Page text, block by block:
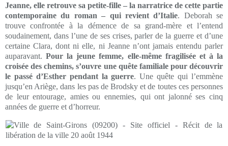
Jeanne, elle retrouve sa petite-fille – la narratrice de cette partie
contemporaine du roman – qui revient d’Italie. Deborah se
trouve confrontée à la démence de sa grand-mère et l’entend
soudainement, dans l’une de ses crises, parler de la guerre et d’une
certaine Clara, dont ni elle, ni Jeanne n’ont jamais entendu parler
auparavant.Pour la jeune femme, elle-même fragilisée et à la
croisée des chemins, s’ouvre une quête familiale pour découvrir
le passé d’Esther pendant la guerre. Une quête qui l’emmène
jusqu’en Ariège, dans les pas de Brodsky et de toutes ces personnes
de leur entourage, amies ou ennemies, qui ont jalonné ses cinq
années de guerre et d’horreur.